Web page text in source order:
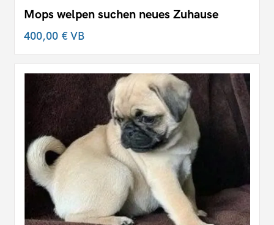
Mops welpen suchen neues Zuhause
400,00 €VB